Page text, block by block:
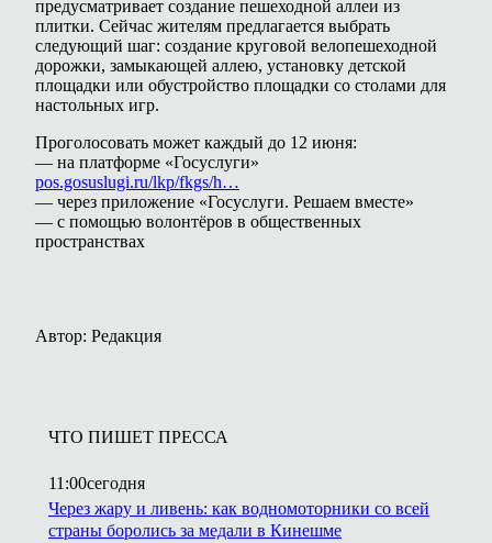
предусматривает создание пешеходной аллеи из
плитки. Сейчас жителям предлагается выбрать
следующий шаг: создание круговой велопешеходной
дорожки, замыкающей аллею, установку детской
площадки или обустройство площадки со столами для
настольных игр.
Проголосовать может каждый до 12 июня:
— на платформе «Госуслуги»
pos.gosuslugi.ru/lkp/fkgs/h…
— через приложение «Госуслуги. Решаем вместе»
— с помощью волонтёров в общественных
пространствах
Автор: Редакция
ЧТО ПИШЕТ ПРЕССА
11:00сегодня
Через жару и ливень: как водномоторники со всей
страны боролись за медали в Кинешме